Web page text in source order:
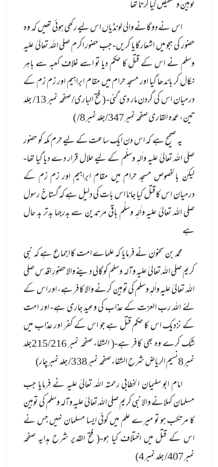
توہین و تنقیص کیا کرتا تھا
اس نے دو گانے والی لونڈیاں اس لیے رکھی ہوئی تھیں کہ وہ
حضور کی ہجو میں اشعار گایا کریں- جب حضور اکرم صلی الله تعالیٰ علیہ
وسلم نے اس کے قتل کا حکم دیا تو اسے غلاف کعبہ سے باہر
نکال کر باندھا گیا اور مسجد حرام میں مقام ابراہیم اور زم زم کے
درمیان اس کی گردن مار دی گئی- ( فتح الباری/ صفحہ نمبر 13/ جلد
تین، عمدہ القاری صفحہ نمبر 347/جلد نمبر 8/ )
یہ صحیح ہے کہ اس دن ایک ساعت کے لیے حرم مکہ کو حضور
صلی الله تعالیٰ علیہ واٰلہٖ وسلّم کے لیے حلال قرار دے دیا گیا تھا-
لیکن بالخصوص مسجد حرام میں مقام ابراہیم اور زم زم کے
درمیان اس کا قتل کیا جانا اس بات کی دلیل ہے کہ گستاخ رسول
صلی الله تعالیٰ علیہ واٰلہٖ وسلَّم باقی مرتدین سے بدرجہا بدتر بد حال
ہے
محمد بن سحنون نے فرمایا کہ علماے امت کا اجماع ہے کہ نبی
کریم صلی الله تعالیٰ علیہ وآلہ وسلم کو گالی دینے والا حضورِ اقدس صلی
الله تعالیٰ علیہ واٰلہٖ وسلم کی توہین کرنے والا کافر ہے، اور اس کے
لئے الله رب العزت کے عذاب کی وعید جاری ہے- اور امت
کے نزدیک اس کا حکم قتل ہے جو اس کے کفر اور عذاب میں
شک کرے وہ بھی کافر ہے-( الشفاء صفحہ نمبر 215/216جلد
نمبر 8نسیم الریاض شرح الشفاء صفحہ نمبر 338/ جلد نمبر چار)
امام ابو سلیمان الخطابی رحمتہ الله تعالیٰ علیہ نے فرمایا جب
مسلمان کہلانے والا نبی کریم صلی الله تعالیٰ علیہ وآلہ وسلم کی توہین
کا مرتکب ہو تو میرے علم میں کوئی ایسا مسلمان نہیں جس نے
اس کے قتل میں اختلاف کیا ہو-( فتح القدیر شرح ہدایہ صفحہ
نمبر 407/ جلد نمبر 4)